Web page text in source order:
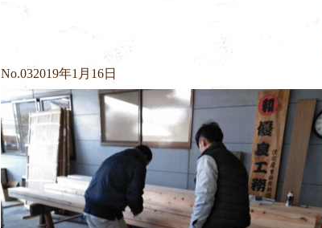
No.032019年1月16日